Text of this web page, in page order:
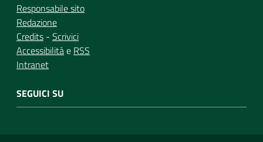
Responsabile sito
Redazione
Credits - Scrivici
Accessibilitàe RSS
Intranet
SEGUICI SU